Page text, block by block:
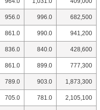
956.0 996.0 682,500
861.0 990.0 941,200
836.0 840.0 428,600
861.0 899.0 777,300
789.0 903.0 1,873,300
705.0 781.0 2,105,100